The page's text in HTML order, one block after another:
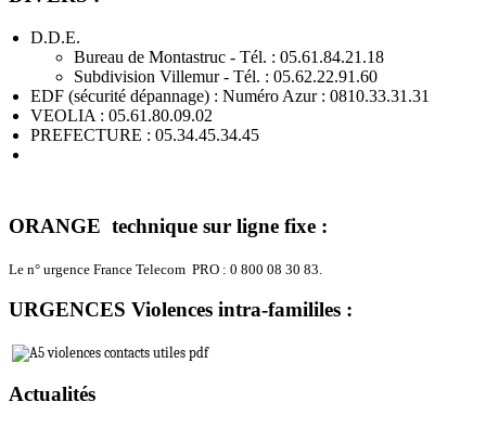
D.D.E.
Bureau de Montastruc - Tél. : 05.61.84.21.18
Subdivision Villemur - Tél. : 05.62.22.91.60
EDF (sécurité dépannage) : Numéro Azur : 0810.33.31.31
VEOLIA : 05.61.80.09.02
PREFECTURE : 05.34.45.34.45
ORANGE technique sur ligne fixe :
Le n° urgence France Telecom PRO : 0 800 08 30 83.
URGENCES Violences intra-famililes :
Actualités